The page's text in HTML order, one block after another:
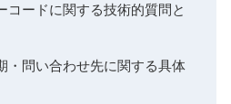
コードに関する技術的質問と
・問い合わせ先に関する具体